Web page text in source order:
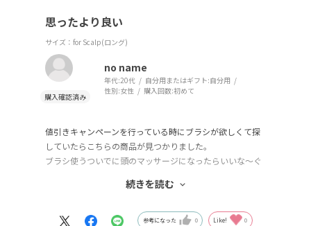
思ったより良い
サイズ：for Scalp(ロング)
no name
年代:20代 自分用またはギフト:自分用
性別:女性 購入回数:初めて
値引きキャンペーンを行っている時にブラシが欲しくて探
していたらこちらの商品が見つかりました。
ブラシ使うついでに頭のマッサージになったらいいな〜ぐ
当たってるように思います。
続きを読む
参考になった 0 Like! 0